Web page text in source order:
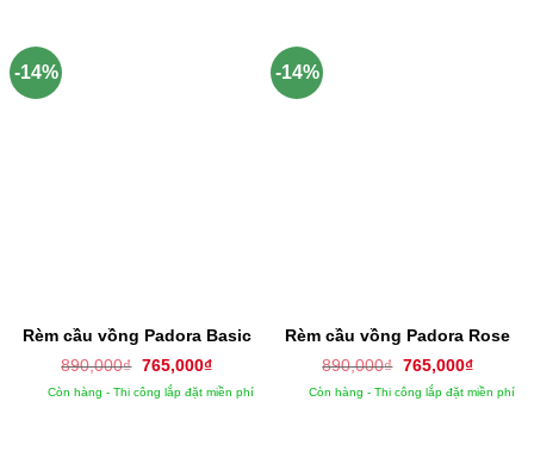
-14%
Rèm cầu vồng Padora Basic
890,000₫ Giá
là:
765,000₫Giá
tại
Còn hàng - Thi công lắp đặt miền phí
-14%
Rèm cầu vồng Padora Rose
890,000₫ Giá
là:
765,000₫Giá
tại
Còn hàng - Thi công lắp đặt miền phí